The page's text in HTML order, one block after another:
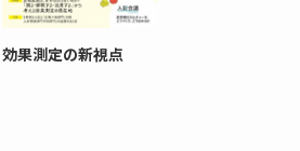
効果測定の新視点